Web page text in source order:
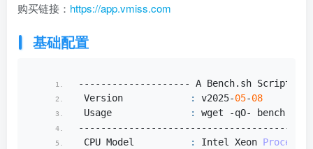
购买链接： https://app.vmiss.com
基础配置
-------------------- A Bench. sh Script
Version
: v2025-05-08
Usage
: wget -qO- bench.
CPU Model
: Intel Xeon Processor